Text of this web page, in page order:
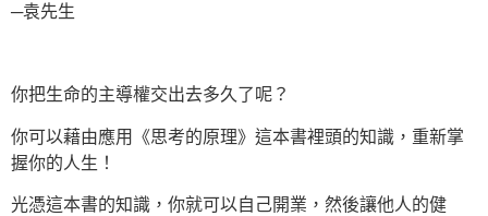
─袁先生
你把生命的主導權交出去多久了呢？
你可以藉由應用《思考的原理》這本書裡頭的知識，重新掌
握你的人生！
光憑這本書的知識，你就可以自己開業，然後讓他人的健